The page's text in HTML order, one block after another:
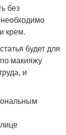
без
крем.
будет для
макияжу
и